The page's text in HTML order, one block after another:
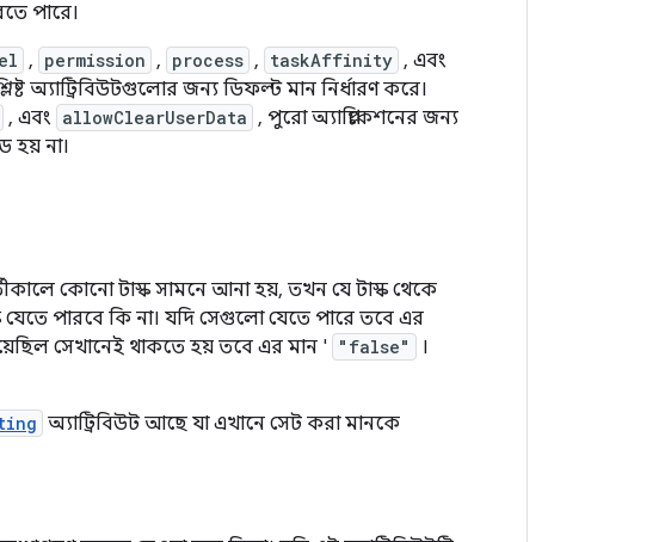
পারে।
, permission , process , taskAffinity , এবং
অ্যাট্রিবিউটগুলোর জন্য ডিফল্ট মান নির্ধারণ করে।
, এবং allowClearUserData , পুরো অ্যাপ্লিকেশনের জন্য
হয় না।
কোনো টাস্ক সামনে আনা হয়, তখন যে টাস্ক থেকে
পারবে কি না। যদি সেগুলো যেতে পারে তবে এর
সেখানেই থাকতে হয় তবে এর মান ' "false"
।
অ্যাট্রিবিউট আছে যা এখানে সেট করা মানকে